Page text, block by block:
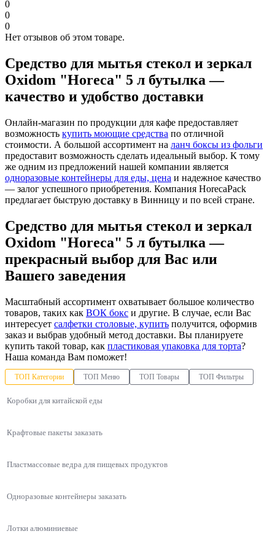
0
0
0
Нет отзывов об этом товаре.
Средство для мытья стекол и зеркал
Oxidom "Horeca" 5 л бутылка —
качество и удобство доставки
Онлайн-магазин по продукции для кафе предоставляет
возможность купить моющие средства по отличной
стоимости. А большой ассортимент на ланч боксы из фольги
предоставит возможность сделать идеальный выбор. К тому
же одним из предложений нашей компании является
одноразовые контейнеры для еды, цена и надежное качество
— залог успешного приобретения. Компания HorecaPack
предлагает быструю доставку в Винницу и по всей стране.
Средство для мытья стекол и зеркал
Oxidom "Horeca" 5 л бутылка —
прекрасный выбор для Вас или
Вашего заведения
Масштабный ассортимент охватывает большое количество
товаров, таких как ВОК бокс и другие. В случае, если Вас
интересует салфетки столовые, купить получится, оформив
заказ и выбрав удобный метод доставки. Вы планируете
купить такой товар, как пластиковая упаковка для торта?
Наша команда Вам поможет!
ТОП Категории ТОП Меню ТОП Товары ТОП Фильтры
Коробки для китайской еды
Крафтовые пакеты заказать
Пластмассовые ведра для пищевых продуктов
Одноразовые контейнеры заказать
Лотки алюминиевые